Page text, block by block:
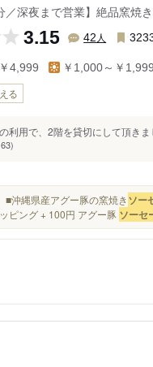
／深夜まで営業】絶品窯焼
3.15 42 人
4,999 ￥1,000～￥1,999
る
利用で、2階を貸切にして頂き
沖縄県産アグー豚の窯焼きソー
ピング + 100円 アグー豚 ソーセ